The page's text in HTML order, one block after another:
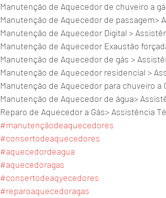
Manutenção de Aquecedor de chuveiro a
Manutenção de Aquecedor de passagem>
Manutenção de Aquecedor Digital >
Manutenção de Aquecedor Exaustão
Manutenção de Aquecedor de gás >
Manutenção de Aquecedor residencial >
Manutenção de Aquecedor para chuveiro a
Manutenção de Aquecedor de água>
Reparo de Aquecedor a Gás> Assistência
#manutençãodeaquecedores
#consertodeaquecedores
#aquecedordeagua
#aquecedoragas
#consertodeaqyecedores
#reparoaquecedoragas